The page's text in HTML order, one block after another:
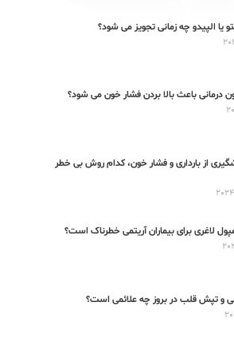
یا الپیدو چه زمانی تجویز می شود؟
درمانی باعث بالا بردن فشار خون می شود؟
از بارداری و فشار خون، کدام روش بی خطر
لاغری برای بیماران آریتمی خطرناک است؟
و تپش قلب در بروز چه علائمی است؟